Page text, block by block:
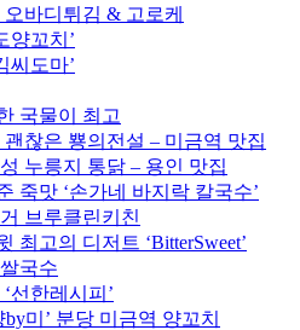
바디튀김 & 고로케
양꼬치’
씨도마’
국물이 최고
찮은 뿅의전설 – 미금역 맛집
누릉지 통닭 – 용인 맛집
죽맛 ‘손가네 바지락 칼국수’
브루클린키친
최고의 디저트 ‘BitterSweet’
국수
선한레시피’
미’ 분당 미금역 양꼬치